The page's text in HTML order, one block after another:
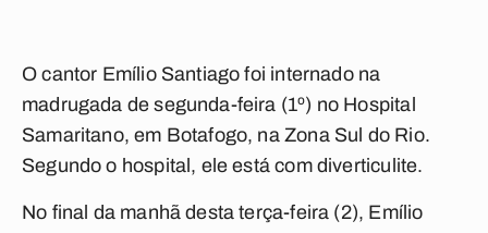
O cantor Emílio Santiago foi internado na
madrugada de segunda-feira (1º) no Hospital
Samaritano, em Botafogo, na Zona Sul do Rio.
Segundo o hospital, ele está com diverticulite.
No final da manhã desta terça-feira (2), Emílio